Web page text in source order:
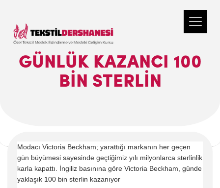
GÜNLÜK KAZANCI 100
BIN STERLIN
Modacı Victoria Beckham; yarattığı markanın her geçen
gün büyümesi sayesinde geçtiğimiz yılı milyonlarca sterlinlik
karla kapattı. İngiliz basınına göre Victoria Beckham, günde
yaklaşık 100 bin sterlin kazanıyor